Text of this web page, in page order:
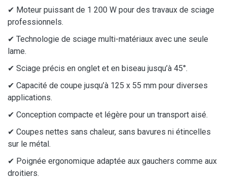
✔ Moteur puissant de 1 200 W pour des travaux de sciage
professionnels.
✔ Technologie de sciage multi-matériaux avec une seule
lame.
✔ Sciage précis en onglet et en biseau jusqu’à 45°.
✔ Capacité de coupe jusqu’à 125 x 55 mm pour diverses
applications.
✔ Conception compacte et légère pour un transport aisé.
✔ Coupes nettes sans chaleur, sans bavures ni étincelles
sur le métal.
✔ Poignée ergonomique adaptée aux gauchers comme aux
droitiers.